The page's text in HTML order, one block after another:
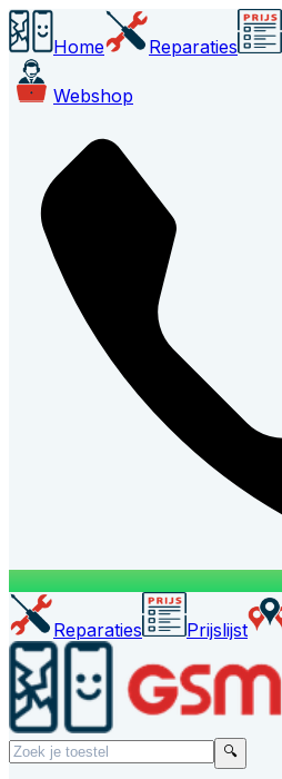
Home Reparaties
Webshop
Reparaties Prijslijst
🔍